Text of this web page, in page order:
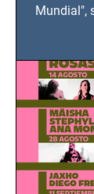
Mundial",
bélicos.